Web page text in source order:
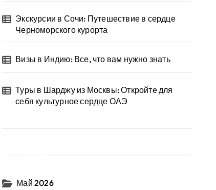
Экскурсии в Сочи: Путешествие в сердце
Черноморского курорта
Визы в Индию: Все, что вам нужно знать
Туры в Шарджу из Москвы: Откройте для
себя культурное сердце ОАЭ
Май 2026